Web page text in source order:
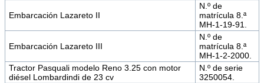
Embarcación Lazareto II
N.º de
matrícula 8.ª
MH-1-19-91.
Embarcación Lazareto III
N.º de
matrícula 8.ª
MH-1-2-2000.
Tractor Pasquali modelo Reno 3.25 con motor
diésel Lombardindi de 23 cv
N.º de serie
3250054.